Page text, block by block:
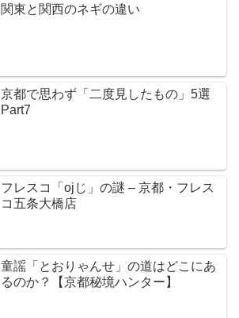
関東と関西のネギの違い
京都で思わず「二度見したもの」5選
Part7
フレスコ「ojじ」の謎 – 京都・フレス
コ五条大橋店
童謡「とおりゃんせ」の道はどこにあ
るのか？【京都秘境ハンター】